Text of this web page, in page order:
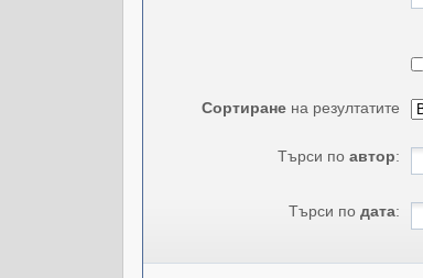
Сортиранена резултатите
Търси по автор:
Търси по дата: